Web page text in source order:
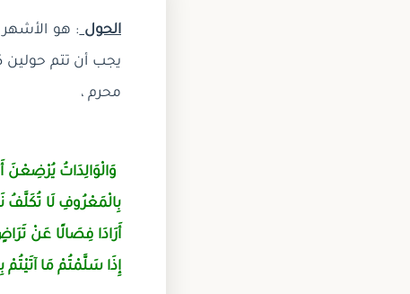
الحول: هو الأشهر
يجب أن تتم حولين
محرم ،
وَالْوَالِدَاتُ يُرْضِعْنَ
بِالْمَعْرُوفِ لَا تُكَلَّفُ
أَرَادَا فِصَالًا عَنْ
إِذَا سَلَّمْتُمْ مَا آتَيْتُمْ